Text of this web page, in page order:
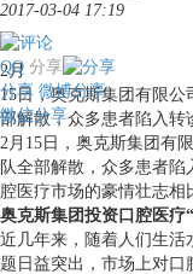
2017-03-04 17:19
分享
QQ
分享 微博分享
微信分享
2月
15日，奥克斯集团有限
部解散，众多患者陷入转
2月15日，奥克斯集团有
队全部解散，众多患者
腔医疗市场的豪情壮志相
奥克斯集团投资口腔医疗
近几年来，随着人们生活
题日益突出，市场上对口